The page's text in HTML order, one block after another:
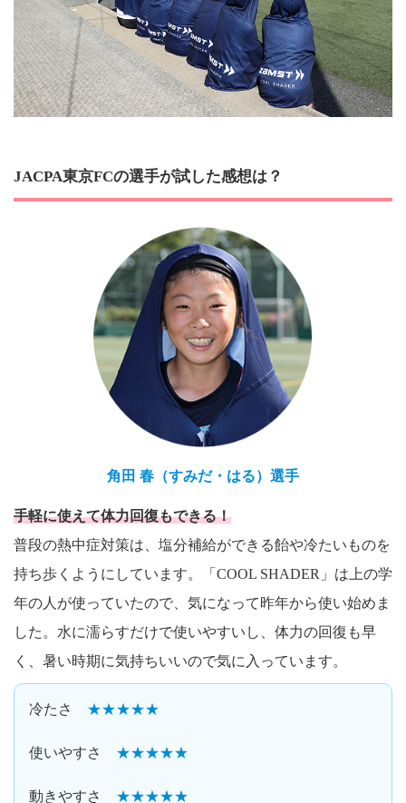
JACPA東京FCの選手が試した感想は？
角田 春（すみだ・はる）選手
手軽に使えて体力回復もできる！
普段の熱中症対策は、塩分補給ができる飴や冷たいものを
持ち歩くようにしています。「COOL SHADER」は上の学
年の人が使っていたので、気になって昨年から使い始めま
した。水に濡らすだけで使いやすいし、体力の回復も早
く、暑い時期に気持ちいいので気に入っています。
冷たさ ★★★★★
使いやすさ ★★★★★
動きやすさ ★★★★★